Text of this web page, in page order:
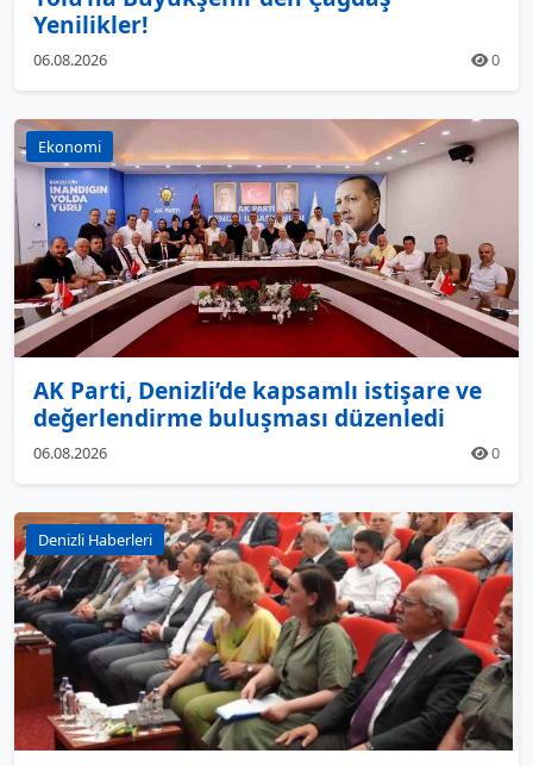
Yenilikler!
06.08.2026 0
Ekonomi
AK Parti, Denizli’de kapsamlı istişare ve
değerlendirme buluşması düzenledi
06.08.2026 0
Denizli Haberleri